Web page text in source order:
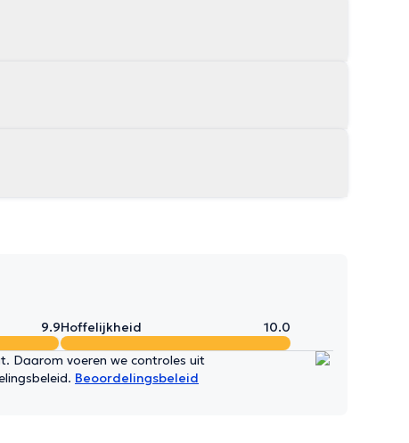
9.9Hoffelijkheid 10.0
Daarom voeren we controles uit
Beoordelingsbeleid